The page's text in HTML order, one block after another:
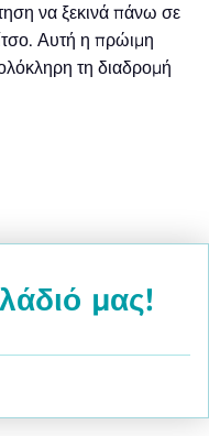
να ξεκινά πάνω σε
Αυτή η πρώιμη
τη διαδρομή
μας!